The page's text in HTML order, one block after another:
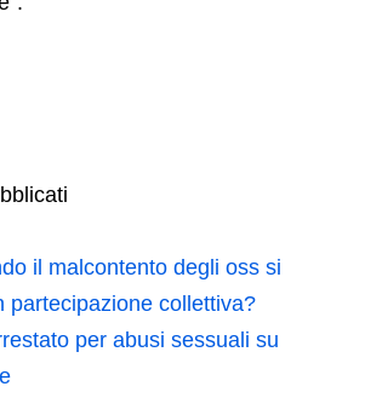
il malcontento degli oss si
partecipazione collettiva?
per abusi sessuali su